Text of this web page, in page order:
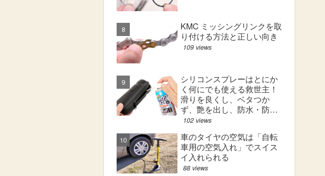
KMC ミッシングリンクを取
り付ける方法と正しい向き
109 views
シリコンスプレーはとにか
く何にでも使える救世主！
滑りを良くし、ベタつか
ず、艶を出し、防水・防汚
効果も！
102 views
車のタイヤの空気は「自転
車用の空気入れ」でスイス
イ入れられる
88 views